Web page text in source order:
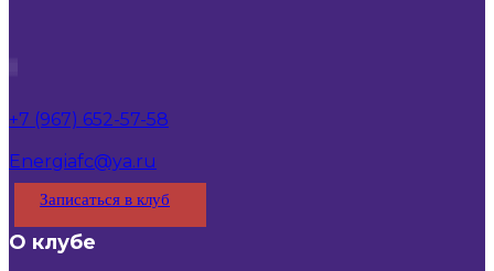
+7 (967) 652-57-58
Energiafc@ya.ru
Записаться в клуб
О клубе